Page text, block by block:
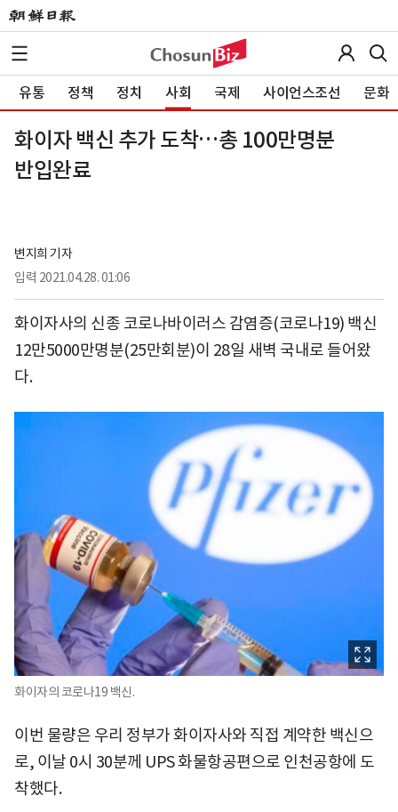
유통 정책 정치 사회 국제 사이언스조선 문화
화이자 백신 추가 도착…총 100만명분
반입완료
변지희 기자
입력 2021.04.28. 01:06
화이자사의 신종 코로나바이러스 감염증(코로나19) 백신
12만5000만명분(25만회분)이 28일 새벽 국내로 들어왔
다.
화이자의 코로나19 백신.
이번 물량은 우리 정부가 화이자사와 직접 계약한 백신으
로, 이날 0시 30분께 UPS 화물항공편으로 인천공항에 도
착했다.